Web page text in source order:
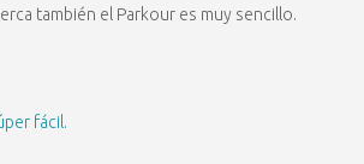
también el Parkour es muy sencillo.
fácil.